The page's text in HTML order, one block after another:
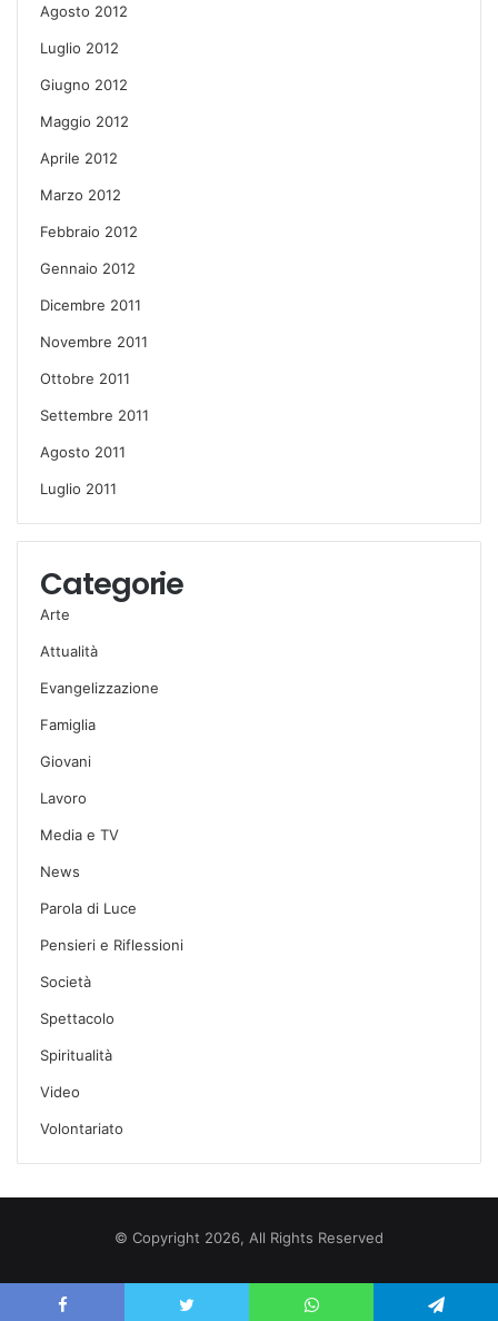
Agosto 2012
Luglio 2012
Giugno 2012
Maggio 2012
Aprile 2012
Marzo 2012
Febbraio 2012
Gennaio 2012
Dicembre 2011
Novembre 2011
Ottobre 2011
Settembre 2011
Agosto 2011
Luglio 2011
Categorie
Arte
Attualità
Evangelizzazione
Famiglia
Giovani
Lavoro
Media e TV
News
Parola di Luce
Pensieri e Riflessioni
Società
Spettacolo
Spiritualità
Video
Volontariato
© Copyright 2026, All Rights Reserved